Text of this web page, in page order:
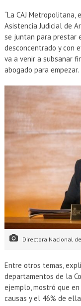
“La CAJ Metropolitana,
Asistencia Judicial de
se juntan para prestar
desconcentrado y con
va a venir a subsanar
abogado para empezar.
Directora Nacional del
Entre otros temas,
departamentos de la
ejemplo, mostró que
causas y el 46% de